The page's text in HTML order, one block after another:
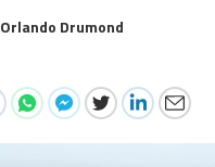
Orlando Drumond